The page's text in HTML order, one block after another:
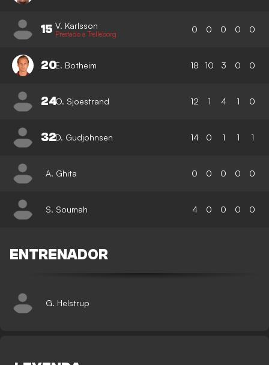
15 V. Karlsson
Prestado a Trelleborg 0 0 0 0 0
20E. Botheim 18 10 3 0 0
24O. Sjoestrand 12 1 4 1 0
32D. Gudjohnsen 14 0 1 1 1
A. Ghita 0 0 0 0 0
S. Soumah 4 0 0 0 0
ENTRENADOR
G. Helstrup